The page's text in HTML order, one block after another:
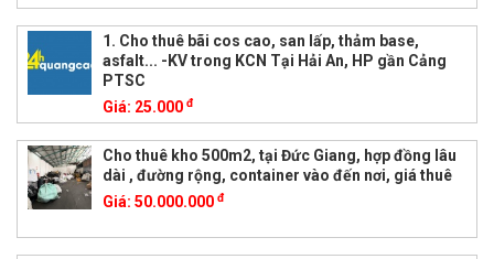
1. Cho thuê bãi cos cao, san lấp, thảm base,
asfalt... -KV trong KCN Tại Hải An, HP gần Cảng
PTSC
Giá: 25.000 đ
Cho thuê kho 500m2, tại Đức Giang, hợp đồng lâu
dài , đường rộng, container vào đến nơi, giá thuê
Giá: 50.000.000 đ